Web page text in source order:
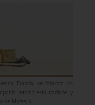
Francia, se fabrican los
retomó esta tradición y
de Marsella.